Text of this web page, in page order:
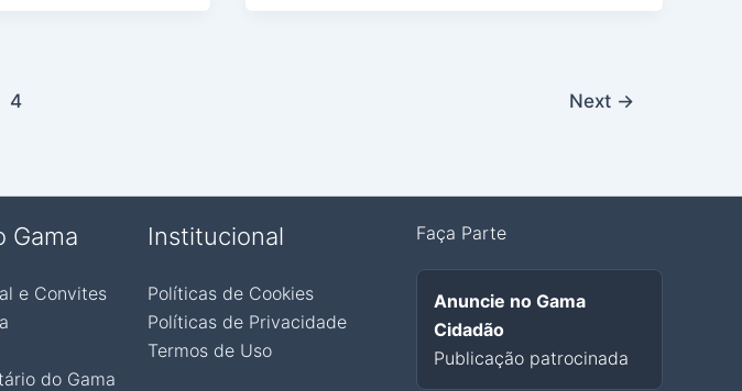
4 Next →
Gama
e Convites
do Gama
Institucional
Políticas de Cookies
Políticas de Privacidade
Termos de Uso
Faça Parte
Anuncie no Gama
Cidadão
Publicação patrocinada